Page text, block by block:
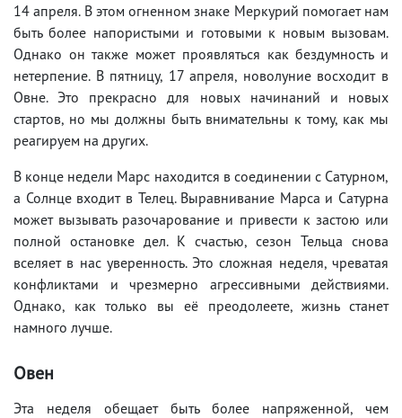
14 апреля. В этом огненном знаке Меркурий помогает нам
быть более напористыми и готовыми к новым вызовам.
Однако он также может проявляться как бездумность и
нетерпение. В пятницу, 17 апреля, новолуние восходит в
Овне. Это прекрасно для новых начинаний и новых
стартов, но мы должны быть внимательны к тому, как мы
реагируем на других.
В конце недели Марс находится в соединении с Сатурном,
а Солнце входит в Телец. Выравнивание Марса и Сатурна
может вызывать разочарование и привести к застою или
полной остановке дел. К счастью, сезон Тельца снова
вселяет в нас уверенность. Это сложная неделя, чреватая
конфликтами и чрезмерно агрессивными действиями.
Однако, как только вы её преодолеете, жизнь станет
намного лучше.
Овен
Эта неделя обещает быть более напряженной, чем